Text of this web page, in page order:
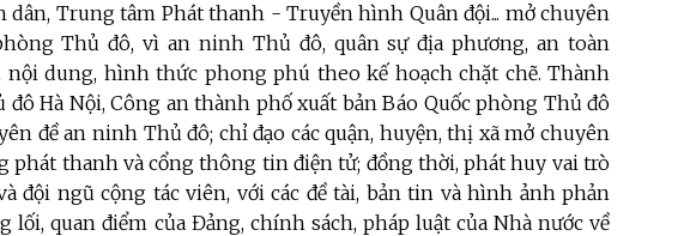
dân, Trung tâm Phát thanh - Truyền hình Quân đội... mở chuyên
Thủ đô, vì an ninh Thủ đô, quân sự địa phương, an toàn
nội dung, hình thức phong phú theo kế hoạch chặt chẽ. Thành
Hà Nội, Công an thành phố xuất bản Báo Quốc phòng Thủ đô
đề an ninh Thủ đô; chỉ đạo các quận, huyện, thị xã mở chuyên
phát thanh và cổng thông tin điện tử; đồng thời, phát huy vai trò
đội ngũ cộng tác viên, với các đề tài, bản tin và hình ảnh phản
lối, quan điểm của Đảng, chính sách, pháp luật của Nhà nước về